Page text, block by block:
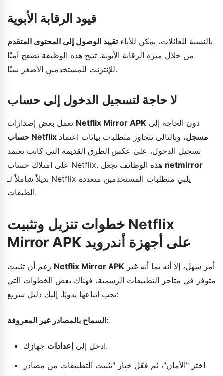
قيود الرقابة الأبوية
بالنسبة للعائلات، يمكن للآباءتقييد الوصول إلى المحتوى المتقدم
من خلال ميزة الرقابة الأبوية. تتيح هذه الوظيفة تصفح آمنًا
للإنترنت للمستخدمين الأصغر سنًا.
لا حاجة لتسجيل الدخول إلى حساب
Netflix Mirror APK دون الحاجة إلى
حساب Netflix مسجل، وبالتالي تتجاوز متطلبات بيانات اعتماد
تسجيل الدخول، على عكس الطرق القديمة التي كانت تعتمد
netmirror
بديلاً شاملاً لـ Netflix يلبي متطلبات المستخدمين متعددة
الطبقات.
خطوات تنزيل وتثبيت Netflix
Mirror APK على أجهزة أندرويد
Netflix Mirror APK
متوفر في متاجر التطبيقات الرسمية، فهناك بعض الخطوات التي
يجب اتباعها يدويًا. إليك دليل سريع:
السماح بالمصادر غير المعروفة:
ادخل إلى إعدادات
جهازك.
اختر "الأمان"، ثم فعّل خيار "تثبيت التطبيقات من مصادر